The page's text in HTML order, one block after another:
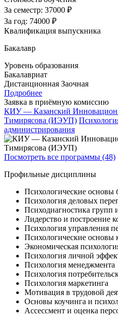
За семестр: 37000 ₽
За год: 74000 ₽
Квалификация выпускника
Бакалавр
Уровень образования
Бакалавриат
Дистанционная Заочная
Подробнее
Заявка в приёмную комиссию
КИУ — Казанский
Тимирясова (ИЭУП)
администрирования
Посмотреть все программы (48)
Профильные дисциплины
Психологические основы
Психология деловых
Психодиагностика групп
Лидерство и построение
Психология управления
Психологические основы
Экономическая
Психология личной
Психология менеджмента
Психология
Психология маркетинга
Мотивация в трудовой
Основы коучинга и
Ассессмент и оценка